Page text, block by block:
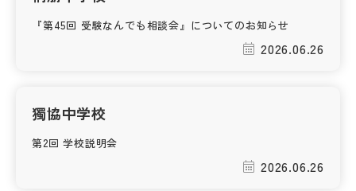
『第45回 受験なんでも相談会』についてのお知らせ
2026.06.26
獨協中学校
第2回 学校説明会
2026.06.26